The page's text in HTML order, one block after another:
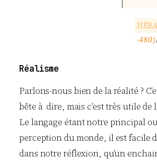
HÉRA
-480)
Réalisme
Parlons-nous bien de la réalité ?
bête à dire, mais c’est très utile de
Le langage étant notre principal
perception du monde, il est facile
dans notre réflexion, qu’un